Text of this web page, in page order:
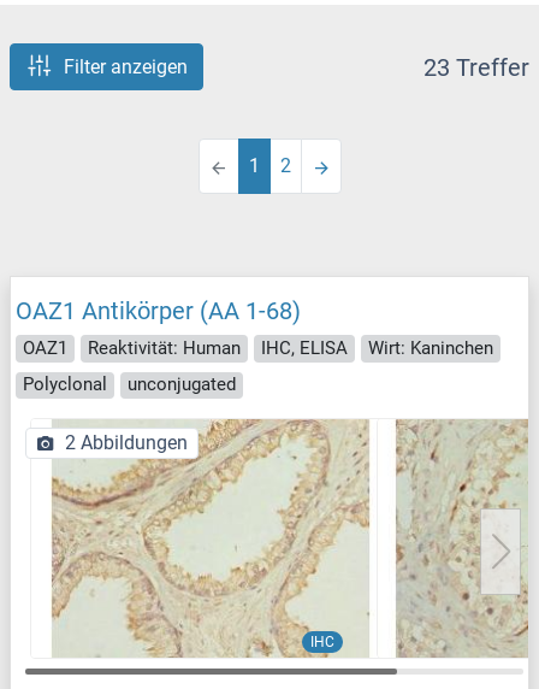
Filter anzeigen 23 Treffer
1 2
OAZ1 Antikörper (AA 1-68)
OAZ1 Reaktivität: Human IHC, ELISA
Wirt: Kaninchen
Polyclonal
unconjugated
IHC
2 Abbildungen